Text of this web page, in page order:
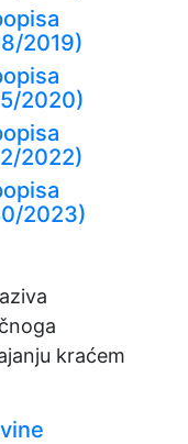
2019)
2020)
2022)
2023)
kraćem